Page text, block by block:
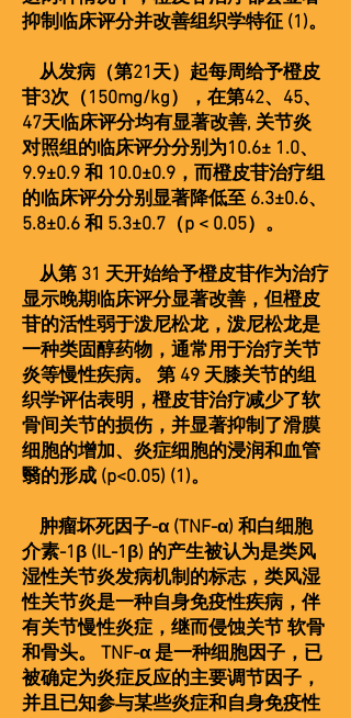
抑制临床评分并改善组织学特征 (1)。
从发病（第21天）起每周给予橙皮
苷3次（150mg/kg），在第42、45、
47天临床评分均有显著改善, 关节炎
对照组的临床评分分别为10.6± 1.0、
9.9±0.9 和 10.0±0.9，而橙皮苷治疗组
的临床评分分别显著降低至 6.3±0.6、
5.8±0.6 和 5.3±0.7（p < 0.05）。
从第 31 天开始给予橙皮苷作为治疗
显示晚期临床评分显著改善，但橙皮
苷的活性弱于泼尼松龙，泼尼松龙是
一种类固醇药物，通常用于治疗关节
炎等慢性疾病。 第 49 天膝关节的组
织学评估表明，橙皮苷治疗减少了软
骨间关节的损伤，并显著抑制了滑膜
细胞的增加、炎症细胞的浸润和血管
翳的形成 (p<0.05) (1)。
肿瘤坏死因子-α (TNF-α) 和白细胞
介素-1β (IL-1β) 的产生被认为是类风
湿性关节炎发病机制的标志，类风湿
性关节炎是一种自身免疫性疾病，伴
有关节慢性炎症，继而侵蚀关节 软骨
和骨头。 TNF-α 是一种细胞因子，已
被确定为炎症反应的主要调节因子，
并且已知参与某些炎症和自身免疫性